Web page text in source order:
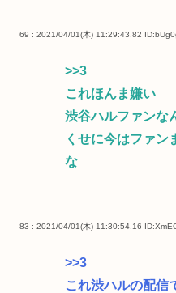
69 : 2021/04/01(木) 11:29:43.82
>>3
これほんま嫌い
渋谷ハルファンな
くせに今はファン
な
83 : 2021/04/01(木) 11:30:54.16
>>3
これ渋ハルの配信